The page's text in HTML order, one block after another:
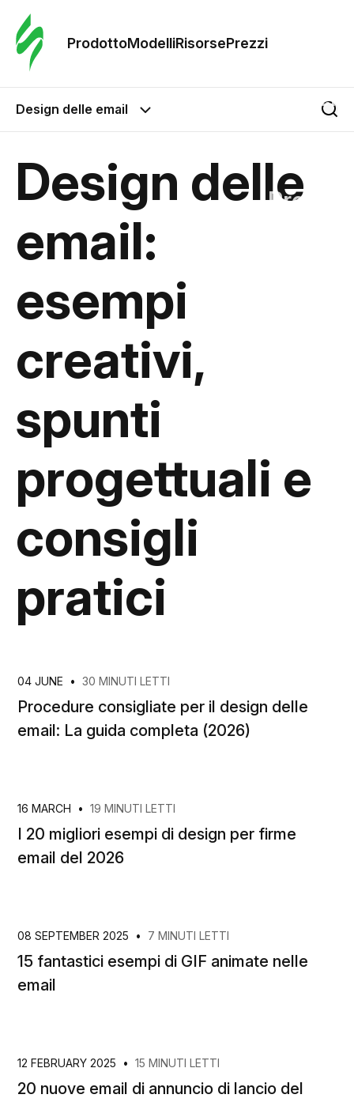
ProdottoModelliRisorsePrezzi
Modelli
Prezzi
Design delle email
Design delle
email:
esempi
creativi,
spunti
progettuali e
consigli
pratici
04 JUNE • 30 MINUTI LETTI
Procedure consigliate per il design delle
email: La guida completa (2026)
16 MARCH • 19 MINUTI LETTI
I 20 migliori esempi di design per firme
email del 2026
08 SEPTEMBER 2025 • 7 MINUTI LETTI
15 fantastici esempi di GIF animate nelle
email
12 FEBRUARY 2025 • 15 MINUTI LETTI
20 nuove email di annuncio di lancio del